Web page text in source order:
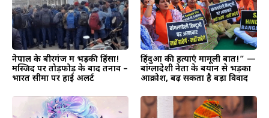
नेपाल के बीरगंज में भड़की हिंसा!
मस्जिद पर तोड़फोड़ के बाद तनाव –
भारत सीमा पर हाई अलर्ट
हिंदुओं की हत्याएं मामूली बात!” —
बांग्लादेशी नेता के बयान से भड़का
आक्रोश, बढ़ सकता है बड़ा विवाद